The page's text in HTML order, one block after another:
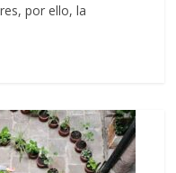
por ello, la